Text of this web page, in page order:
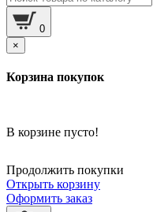
0
×
Корзина покупок
В корзине пусто!
Продолжить покупки
Открыть корзину
Оформить заказ